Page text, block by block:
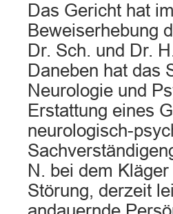
Das Gericht hat
Beweiserhebung
Dr. Sch. und Dr.
Daneben hat das
Neurologie und
Erstattung eines
neurologisch-
N. bei dem
Störung, derzeit